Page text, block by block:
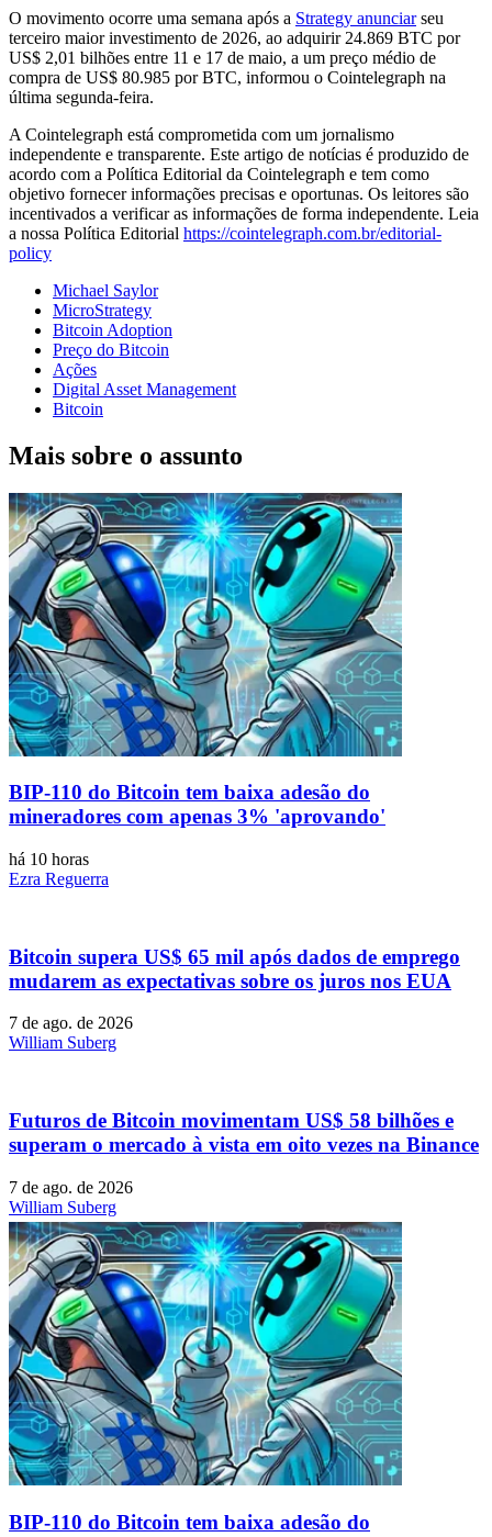
O movimento ocorre uma semana após a Strategy anunciarseu
terceiro maior investimento de 2026, ao adquirir 24.869 BTC por
US$ 2,01 bilhões entre 11 e 17 de maio, a um preço médio de
compra de US$ 80.985 por BTC, informou o Cointelegraph na
última segunda-feira.
A Cointelegraph está comprometida com um jornalismo
independente e transparente. Este artigo de notícias é produzido de
acordo com a Política Editorial da Cointelegraph e tem como
objetivo fornecer informações precisas e oportunas. Os leitores são
incentivados a verificar as informações de forma independente. Leia
a nossa Política Editorial https://cointelegraph.com.br/editorial-
policy
Michael Saylor
MicroStrategy
Bitcoin Adoption
Preço do Bitcoin
Ações
Digital Asset Management
Bitcoin
Mais sobre o assunto
BIP-110 do Bitcoin tem baixa adesão do
mineradores com apenas 3% 'aprovando'
há 10 horas
Ezra Reguerra
Bitcoin supera US$ 65 mil após dados de emprego
mudarem as expectativas sobre os juros nos EUA
7 de ago. de 2026
William Suberg
Futuros de Bitcoin movimentam US$ 58 bilhões e
superam o mercado à vista em oito vezes na Binance
7 de ago. de 2026
William Suberg
BIP-110 do Bitcoin tem baixa adesão do